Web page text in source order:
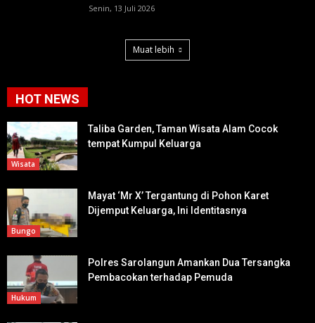
Senin, 13 Juli 2026
Muat lebih
HOT NEWS
Wisata
Taliba Garden, Taman Wisata Alam Cocok
tempat Kumpul Keluarga
Bungo
Mayat ‘Mr X’ Tergantung di Pohon Karet
Dijemput Keluarga, Ini Identitasnya
Hukum
Polres Sarolangun Amankan Dua Tersangka
Pembacokan terhadap Pemuda